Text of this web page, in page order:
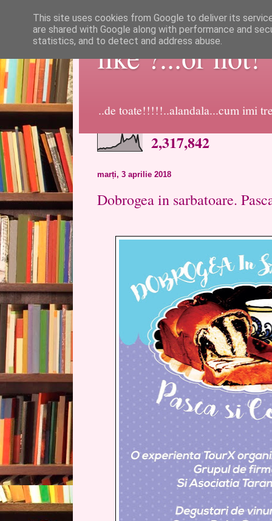
like ?...or not!
..de toate!!!!!..alandala...cum imi
2,317,842
marți, 3 aprilie 2018
Dobrogea in sarbatoare.
This site uses cookies from Google to deliver its
are shared with Google along with performance and
statistics, and to detect and address abuse.